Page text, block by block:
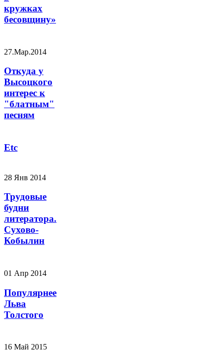
кружках
бесовщину»
27.Мар.2014
Откуда у
Высоцкого
интерес к
"блатным"
песням
Etc
28 Янв 2014
Трудовые
будни
литератора.
Сухово-
Кобылин
01 Апр 2014
Популярнее
Льва
Толстого
16 Май 2015